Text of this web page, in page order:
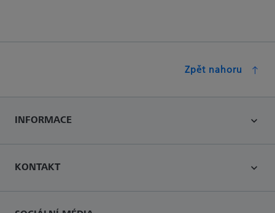
Zpět nahoru
INFORMACE
KONTAKT